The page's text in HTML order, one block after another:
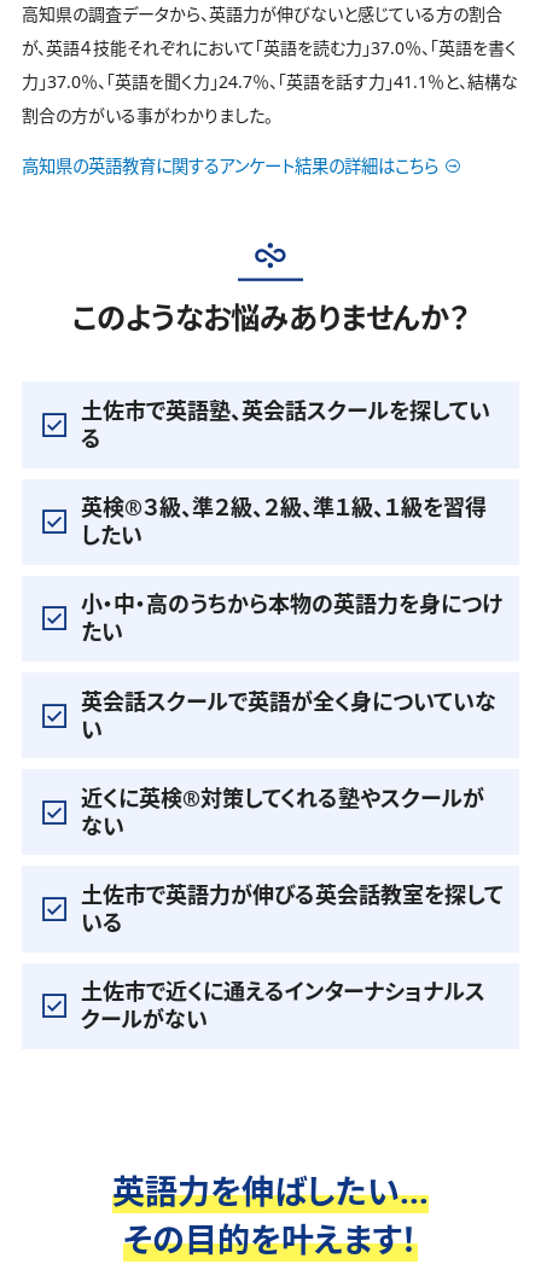
高知県の調査データから、英語力が伸びないと感じている方の割合
が、英語４技能それぞれにおいて「英語を読む力」37.0％、「英語を書く
力」37.0％、「英語を聞く力」24.7％、「英語を話す力」41.1％と、結構な
割合の方がいる事がわかりました。
高知県の英語教育に関するアンケート結果の詳細はこちら
このようなお悩みありませんか？
土佐市で英語塾、英会話スクールを探してい
る
英検®️３級、準２級、２級、準１級、１級を習得
したい
小・中・高のうちから本物の英語力を身につけ
たい
英会話スクールで英語が全く身についていな
い
近くに英検®️対策してくれる塾やスクールが
ない
土佐市で英語力が伸びる英会話教室を探して
いる
土佐市で近くに通えるインターナショナルス
クールがない
英語力を伸ばしたい...
その目的を叶えます！